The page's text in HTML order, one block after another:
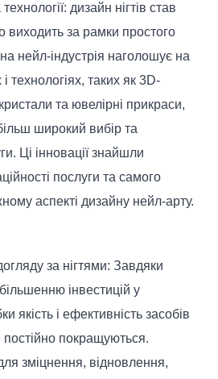
дизайн нігтів став
за рамки простого
нейл-індустрія наголошує на
технологіях, таких як 3D-
та ювелірні прикраси,
широкий вибір та
Ці інновації знайшли
послуги та самого
аспекті дизайну нейл-арту.
за нігтями: Завдяки
інвестицій у
якість і ефективність засобів
постійно покращуються.
зміцнення, відновлення,